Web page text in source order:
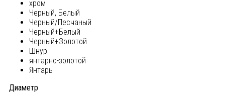
хром
Черный, Белый
Черный/Песчаный
Черный+Белый
Черный+Золотой
Шнур
янтарно-золотой
Янтарь
Диаметр